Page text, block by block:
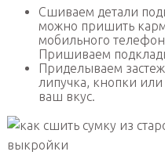
Сшиваем детали
можно пришить
мобильного
Пришиваем
Приделываем
липучка, кнопки
ваш вкус.